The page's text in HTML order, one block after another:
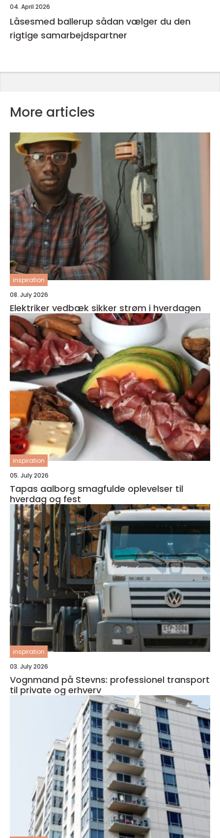
04. April 2026
Låsesmed ballerup sådan vælger du den
rigtige samarbejdspartner
More articles
inspiration
08. July 2026
Elektriker vedbæk sikker strøm i hverdagen
inspiration
05. July 2026
Tapas aalborg smagfulde oplevelser til
hverdag og fest
inspiration
03. July 2026
Vognmand på Stevns: professionel transport
til private og erhverv